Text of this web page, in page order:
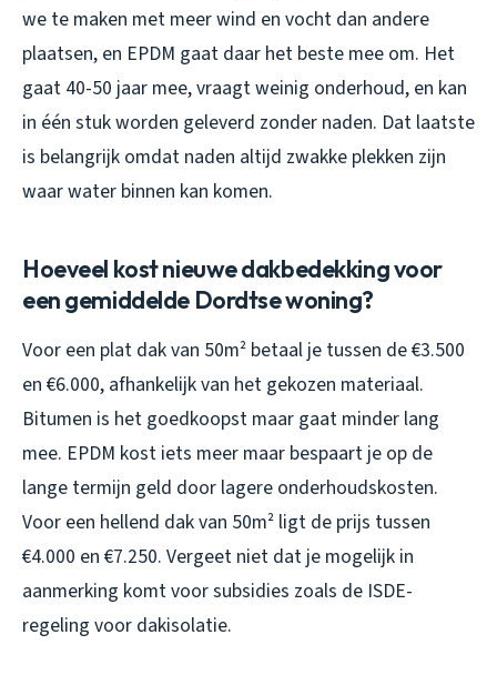
we te maken met meer wind en vocht dan andere
plaatsen, en EPDM gaat daar het beste mee om. Het
gaat 40-50 jaar mee, vraagt weinig onderhoud, en kan
in één stuk worden geleverd zonder naden. Dat laatste
is belangrijk omdat naden altijd zwakke plekken zijn
waar water binnen kan komen.
Hoeveel kost nieuwe dakbedekking voor
een gemiddelde Dordtse woning?
Voor een plat dak van 50m² betaal je tussen de €3.500
en €6.000, afhankelijk van het gekozen materiaal.
Bitumen is het goedkoopst maar gaat minder lang
mee. EPDM kost iets meer maar bespaart je op de
lange termijn geld door lagere onderhoudskosten.
Voor een hellend dak van 50m² ligt de prijs tussen
€4.000 en €7.250. Vergeet niet dat je mogelijk in
aanmerking komt voor subsidies zoals de ISDE-
regeling voor dakisolatie.